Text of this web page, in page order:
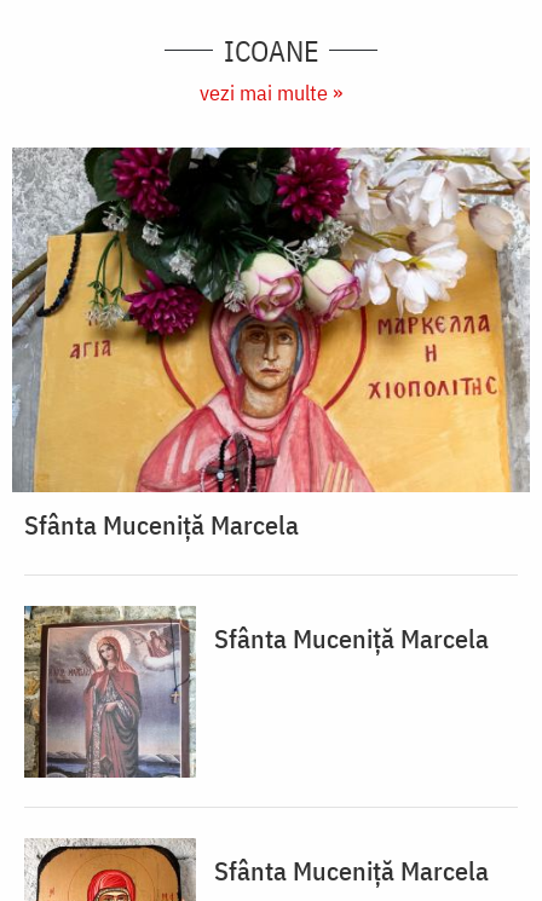
ICOANE
vezi mai multe »
Sfânta Muceniță Marcela
Sfânta Muceniță Marcela
Sfânta Muceniță Marcela